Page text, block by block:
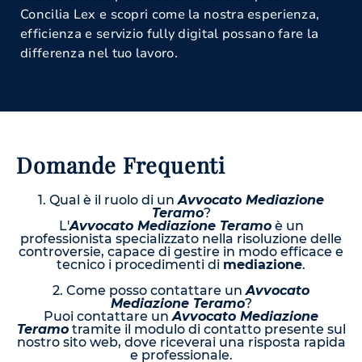
Concilia Lex e scopri come la nostra esperienza,
efficienza e servizio fully digital possano fare la
differenza nel tuo lavoro.
Domande Frequenti
1. Qual è il ruolo di unAvvocato Mediazione
Teramo?
L'Avvocato Mediazione Teramoè un
professionista specializzato nella risoluzione delle
controversie, capace di gestire in modo efficace e
tecnico i procedimenti di mediazione.
2. Come posso contattare unAvvocato
Mediazione Teramo?
Puoi contattare unAvvocato Mediazione
Teramotramite il modulo di contatto presente sul
nostro sito web, dove riceverai una risposta rapida
e professionale.